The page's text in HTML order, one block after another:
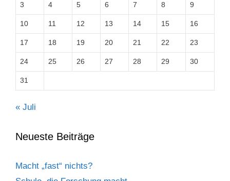
3 4 5 6 7 8 9
10 11 12 13 14 15 16
17 18 19 20 21 22 23
24 25 26 27 28 29 30
31
« Juli
Neueste Beiträge
Macht „fast“ nichts?